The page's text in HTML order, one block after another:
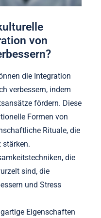
von
die Integration
verbessern, indem
fördern. Diese
Formen von
Rituale, die
stärken.
die
sind, die
und Stress
Eigenschaften